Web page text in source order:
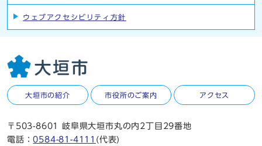
ウェブアクセシビリティ方針
大垣市の紹介 市役所のご案内 アクセス
〒503-8601 岐阜県大垣市丸の内2丁目29番地
電話：0584-81-4111 (代表)